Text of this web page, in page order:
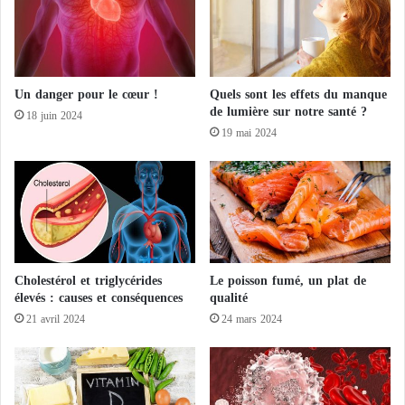
i
s
e
n
d
t
a
i
n
d
r
i
m
e
d
F
r
e
s
m
u
Un danger pour le cœur !
18 juin 2024
Quels sont les effets du manque
de lumière sur notre santé ?
19 mai 2024
Cholestérol et triglycérides
élevés : causes et conséquences
21 avril 2024
Le poisson fumé, un plat de
qualité
24 mars 2024